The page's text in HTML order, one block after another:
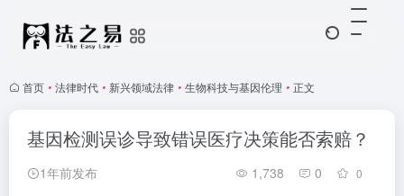
首页 • 法律时代 • 新兴领域法律 • 生物科技与基因伦理 • 正文
基因检测误诊导致错误医疗决策能否索赔？
1年前发布 1,738 0 0